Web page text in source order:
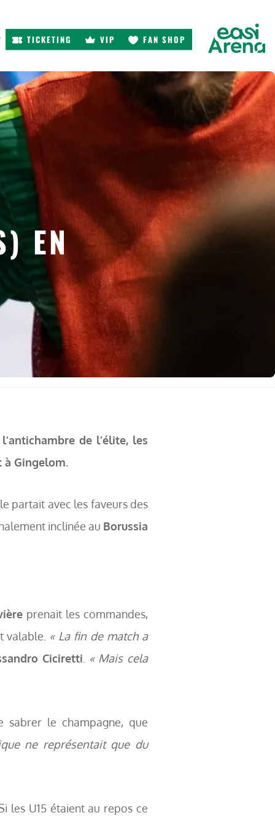
TICKETING VIP FAN SHOP
EN
de l’élite, les
à Gingelom.
partait avec les faveurs des
inclinée au Borussia
prenait les commandes,
valable. « La fin de match a
Ciciretti « Mais cela
sabrer le champagne, que
ne représentait que du
les U15 étaient au repos ce